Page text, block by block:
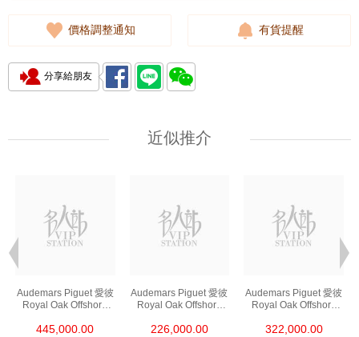
價格調整通知 有貨提醒
分享給朋友
近似推介
Audemars Piguet 愛彼
Royal Oak Offshore
26420ro.Oo.A002ca.0
445,000.00
Audemars Piguet 愛彼
Royal Oak Offshore
26420so.Oo.A002ca.0
226,000.00
Audemars Piguet 愛彼
Royal Oak Offshore
26420so.Oo.A600ca.0
322,000.00